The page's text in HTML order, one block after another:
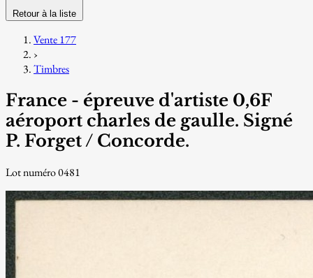
Retour à la liste
Vente 177
›
Timbres
France - épreuve d'artiste 0,6F
aéroport charles de gaulle. Signé
P. Forget / Concorde.
Lot numéro 0481